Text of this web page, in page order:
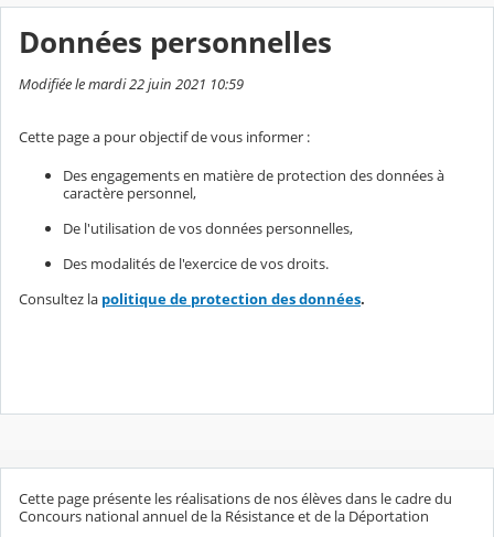
Données personnelles
Modifiée le mardi 22 juin 2021 10:59
Cette page a pour objectif de vous informer :
Des engagements en matière de protection des données à
caractère personnel,
De l'utilisation de vos données personnelles,
Des modalités de l'exercice de vos droits.
Consultez la politique de protection des données.
Cette page présente les réalisations de nos élèves dans le cadre du
Concours national annuel de la Résistance et de la Déportation